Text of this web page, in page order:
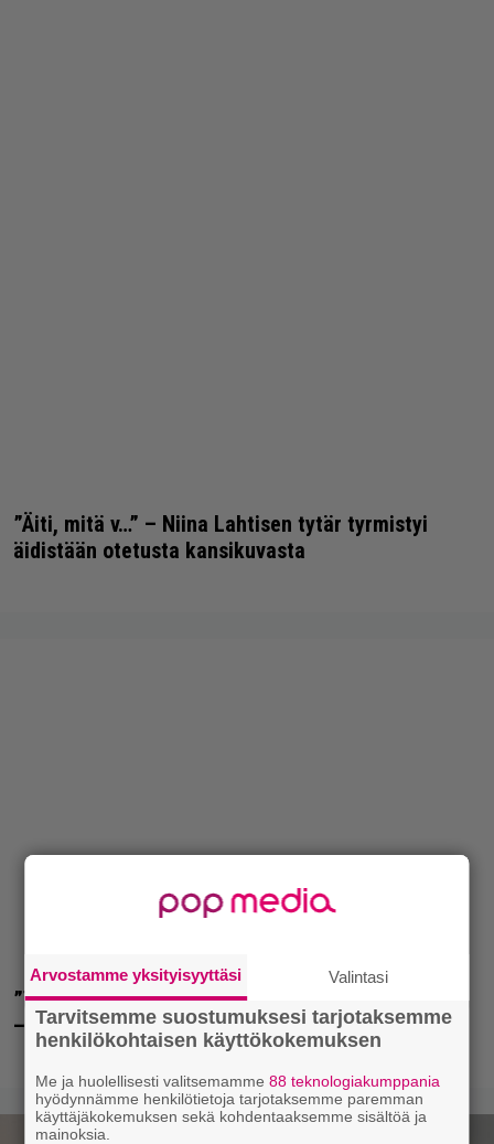
”Äiti, mitä v…” – Niina Lahtisen tytär tyrmistyi
äidistään otetusta kansikuvasta
”Tavallista suurempia pakkauksia myös perheille”
– tänne aukee Suomen toinen Prisma Tukku
Arvostamme yksityisyyttäsi Valintasi
Tarvitsemme suostumuksesi tarjotaksemme
henkilökohtaisen käyttökokemuksen
Me ja huolellisesti valitsemamme88 teknologiakumppania
hyödynnämme henkilötietoja tarjotaksemme paremman
käyttäjäkokemuksen sekä kohdentaaksemme sisältöä ja
mainoksia.